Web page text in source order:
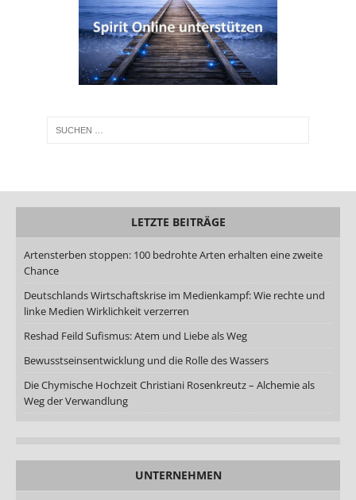
LETZTE BEITRÄGE
Artensterben stoppen: 100 bedrohte Arten erhalten eine zweite
Chance
Deutschlands Wirtschaftskrise im Medienkampf: Wie rechte und
linke Medien Wirklichkeit verzerren
Reshad Feild Sufismus: Atem und Liebe als Weg
Bewusstseinsentwicklung und die Rolle des Wassers
Die Chymische Hochzeit Christiani Rosenkreutz – Alchemie als
Weg der Verwandlung
UNTERNEHMEN